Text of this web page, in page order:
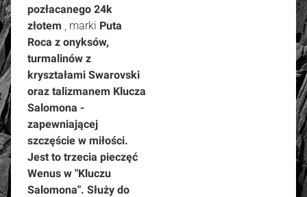
pozłacanego 24k
złotem
, marki Puta
Roca z onyksów,
turmalinów z
kryształami Swarovski
oraz talizmanem Klucza
Salomona -
zapewniającej
szczęście w miłości.
Jest to trzecia pieczęć
Wenus w "Kluczu
Salomona". Służy do